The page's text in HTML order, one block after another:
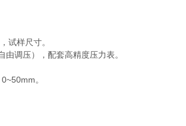
试样尺寸。
调压），配套高精度压力表。
。